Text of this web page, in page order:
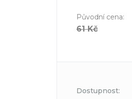
Původní cena:
61 Kč
Dostupnost: